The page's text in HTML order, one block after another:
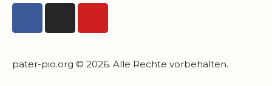
pater-pio.org © 2026. Alle Rechte vorbehalten.